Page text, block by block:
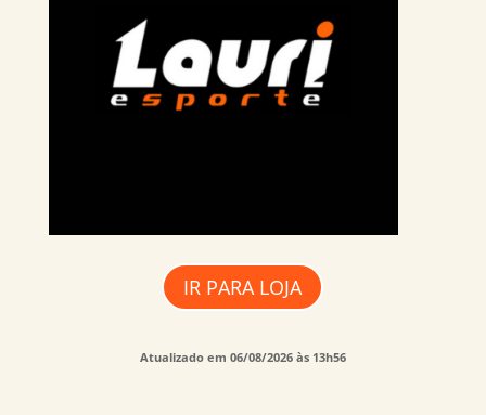
IR PARA LOJA
Atualizado em 06/08/2026 às 13h56